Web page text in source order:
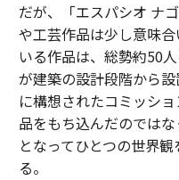
だが、「エスパシオ ナ
や工芸作品は少し意味
いる作品は、総勢約50
が建築の設計段階から
に構想されたコミッシ
品をもち込んだのでは
となってひとつの世界
る。